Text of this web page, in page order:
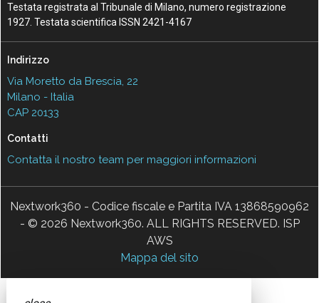
Testata registrata al Tribunale di Milano, numero registrazione
1927. Testata scientifica ISSN 2421-4167
Indirizzo
Via Moretto da Brescia, 22
Milano - Italia
CAP 20133
Contatti
Contatta il nostro team per maggiori informazioni
Nextwork360 - Codice fiscale e Partita IVA 13868590962
- © 2026 Nextwork360. ALL RIGHTS RESERVED. ISP
AWS
Mappa del sito